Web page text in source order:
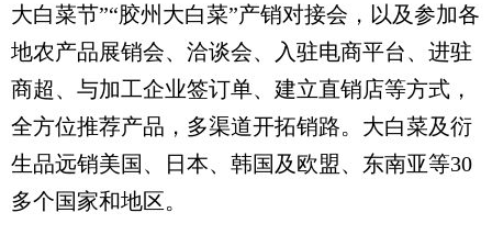
大白菜节”“胶州大白菜”产销对接会，以及参加各
地农产品展销会、洽谈会、入驻电商平台、进驻
商超、与加工企业签订单、建立直销店等方式，
全方位推荐产品，多渠道开拓销路。大白菜及衍
生品远销美国、日本、韩国及欧盟、东南亚等30
多个国家和地区。